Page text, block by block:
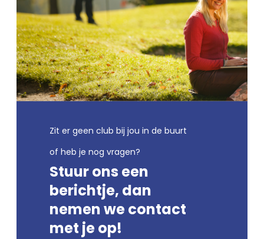
Zit er geen club bij jou in de buurt
of heb je nog vragen?
Stuur ons een
berichtje, dan
nemen we contact
met je op!